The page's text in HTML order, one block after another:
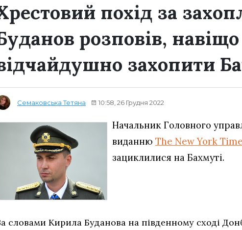
похід за
розповів,
захопити
Семаковська Тетяна 10:58, 26 Грудня 2022
Начальник Головного
виданню The New York
зациклилися на Бахмуті.
словами Кирила Буданова на південному сході